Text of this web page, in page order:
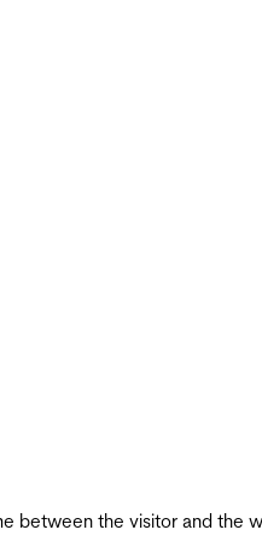
between the visitor and the